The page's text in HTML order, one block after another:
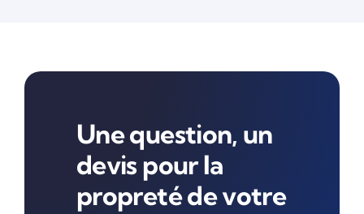
Une question, un
devis pour la
propreté de votre